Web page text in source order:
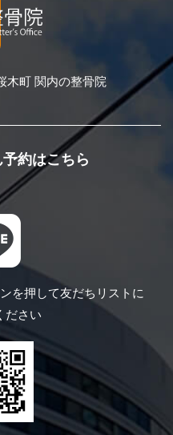
木町 関内の整骨院
約はこちら
を押して友だちリストに
ださい